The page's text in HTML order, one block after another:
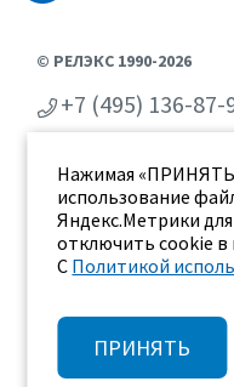
Нажимая
использование
Яндекс.Метрики
отключить cookie в
С Политикой
ПРИНЯТЬ
© РЕЛЭКС 1990-2026
+7 (495) 136-87-
г. Воронеж, ул.